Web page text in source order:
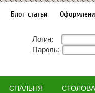
Блог-статьи
Логин:
Пароль:
СПАЛЬНЯ